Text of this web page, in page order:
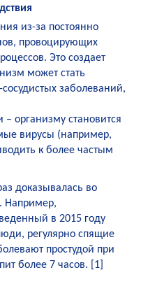
из-за постоянно
провоцирующих
Это создает
может стать
заболеваний,
организму становится
вирусы (например,
к более частым
доказывалась во
Например,
в 2015 году
регулярно спящие
простудой при
более 7 часов. [1]